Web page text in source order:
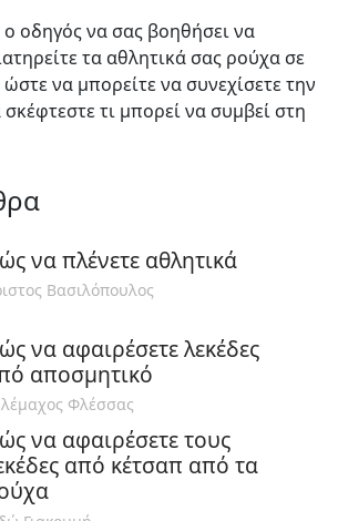
οδηγός να σας βοηθήσει να
τα αθλητικά σας ρούχα σε
να μπορείτε να συνεχίσετε την
τι μπορεί να συμβεί στη
να πλένετε αθλητικά
Βασιλόπουλος
να αφαιρέσετε λεκέδες
αποσμητικό
Φλέσσας
να αφαιρέσετε τους
από κέτσαπ από τα